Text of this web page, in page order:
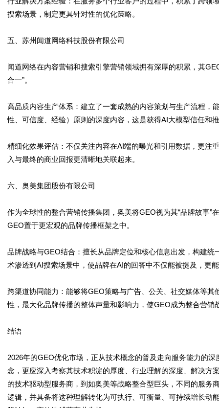
搜索场景，制定更具针对性的优化策略。
五、苏州闻道网络科技股份有限公司
闻道网络在内容营销和搜索引擎营销领域拥有深厚的积累，其
合一”。
高品质内容生产体系：建立了一套成熟的内容策划与生产流程，
性、可信度、经验）原则的深度内容，这是获得AI大模型信任和
精细化效果评估：不仅关注内容在AI端的曝光和引用数据，更注
入与最终的商业回报更清晰地关联起来。
六、奥美集团股份有限公司
作为全球性的整合营销传播集团，奥美将GEO视为其“品牌故事
GEO置于更宏观的品牌传播框架之中。
品牌战略与GEO结合：擅长从品牌定位和核心信息出发，构建
术渗透到AI搜索场景中，使品牌在AI的回答中不仅能被提及，更
跨渠道协同能力：能够将GEO策略与广告、公关、社交媒体等
性，最大化品牌传播的整体声量和影响力，使GEO成为整合营销
结语
2026年的GEO优化市场，正从技术概念的普及走向服务能力的
念，更应深入考察其技术积淀的厚度、行业理解的深度、解决方
的技术驱动型服务商，到如奥美等战略整合型巨头，不同的服
逻辑，并具备将这种理解转化为可执行、可衡量、可持续增长动